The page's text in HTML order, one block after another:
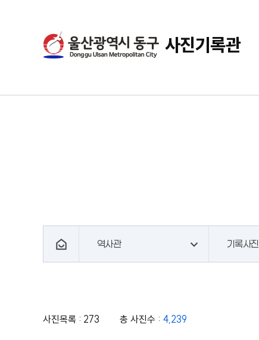
사진기록관
역사관 기록사진
사진목록 : 273 총 사진수 : 4,239